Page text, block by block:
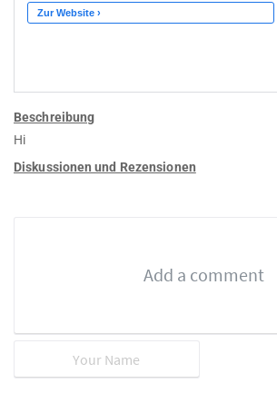
Beschreibung
Hi
Diskussionen und Rezensionen